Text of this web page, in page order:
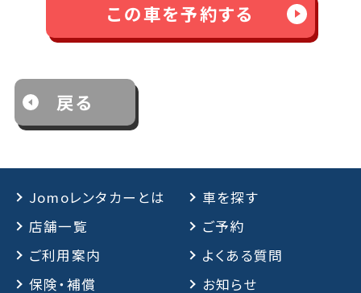
戻る
この車を予約する
Jomoレンタカーとは
車を探す
店舗一覧
ご予約
ご利用案内
よくある質問
保険・補償
お知らせ